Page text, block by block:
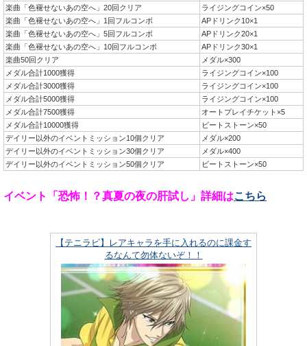
楽曲「色褪せないあの空へ」20回クリア
ライジングコイン×50
楽曲「色褪せないあの空へ」1回フルコンボ
APドリンク10×1
楽曲「色褪せないあの空へ」5回フルコンボ
APドリンク20×1
楽曲「色褪せないあの空へ」10回フルコンボ
APドリンク30×1
楽曲50回クリア
メダル×300
メダル合計1000獲得
ライジングコイン×100
メダル合計3000獲得
ライジングコイン×100
メダル合計5000獲得
ライジングコイン×100
メダル合計7500獲得
オートプレイチケット×5
メダル合計10000獲得
ビートストーン×50
デイリー以外のイベントミッション10個クリア
メダル×200
デイリー以外のイベントミッション30個クリア
メダル×400
デイリー以外のイベントミッション50個クリア
ビートストーン×50
イベント「恐怖！？真夏の夜の肝試し」詳細はこちら
【テニラビ】レアキャラを手に入れるのに課金す
るなんて勿体ないぞ！！